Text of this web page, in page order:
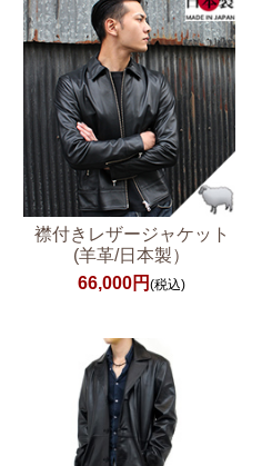
襟付きレザージャケット
(羊革/日本製）
66,000円(税込)